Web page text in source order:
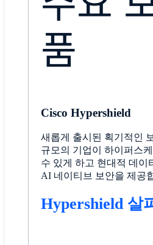
품
Cisco Hypershield
새롭게 출시된 획기적인
규모의 기업이 하이퍼스
수 있게 하고 현대적 데이
AI 네이티브 보안을 제공
Hypershield 살